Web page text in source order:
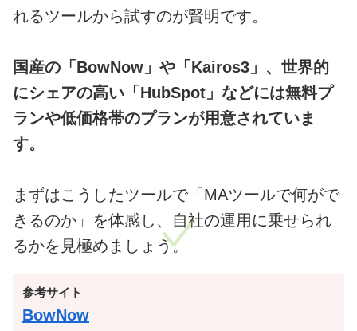
れるツールから試すのが賢明です。
国産の「BowNow」や「Kairos3」、世界的
にシェアの高い「HubSpot」などには無料プ
ランや低価格帯のプランが用意されていま
す。
まずはこうしたツールで「MAツールで何がで
きるのか」を体感し、自社の運用に乗せられ
るかを見極めましょう。
参考サイト
BowNow